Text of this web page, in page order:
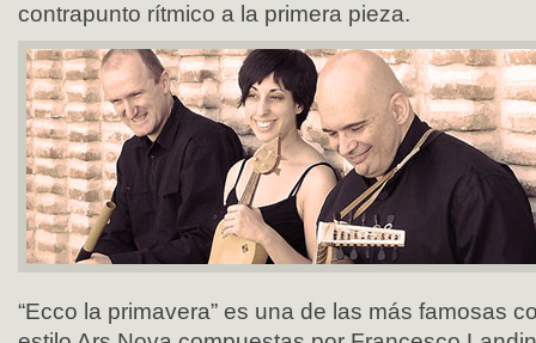
contrapunto rítmico a la primera pieza.
“Ecco la primavera” es una de las más famosas